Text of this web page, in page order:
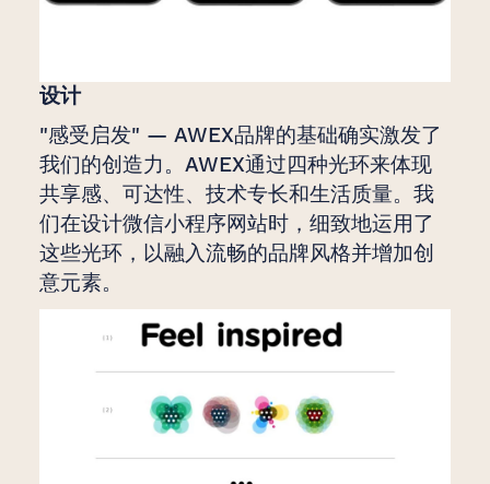
设计
"感受启发" — AWEX品牌的基础确实激发了
我们的创造力。AWEX通过四种光环来体现
共享感、可达性、技术专长和生活质量。我
们在设计微信小程序网站时，细致地运用了
这些光环，以融入流畅的品牌风格并增加创
意元素。